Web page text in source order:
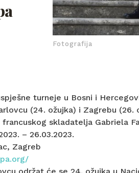
Fotografija
turneje u Bosni i
(24. ožujka) i Zagrebu
francuskog skladatelja Gabriela
– 26.03.2023.
Zagreb